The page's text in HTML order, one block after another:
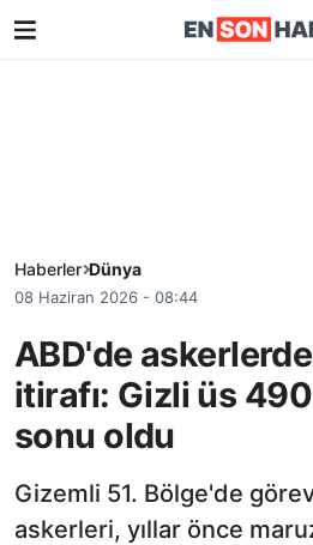
Haberler Dünya
08 Haziran 2026 - 08:44
ABD'de
itirafı: Gizli üs
sonu oldu
Gizemli 51. Bölge'de
askerleri, yıllar önce